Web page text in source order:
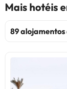
Mais hotéis
89 alojamentos